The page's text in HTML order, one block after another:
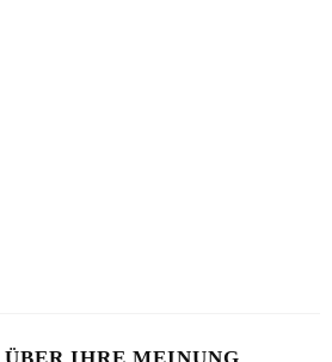
IHRE MEINUNG